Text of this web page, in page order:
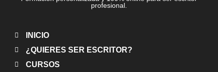
profesional.
INICIO
¿QUIERES SER ESCRITOR?
CURSOS